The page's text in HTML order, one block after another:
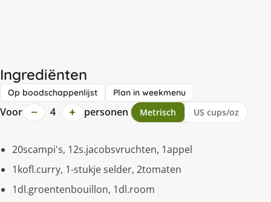
Ingrediënten
Op boodschappenlijst Plan in weekmenu
Voor − 4 + personen Metrisch US cups/oz
20scampi's, 12s.jacobsvruchten, 1appel
1kofl.curry, 1-stukje selder, 2tomaten
1dl.groentenbouillon, 1dl.room